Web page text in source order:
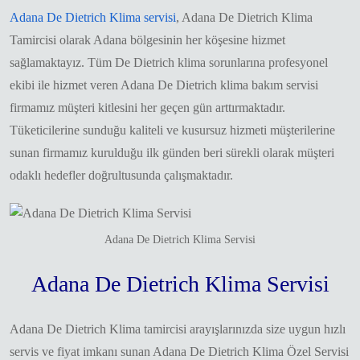
Adana De Dietrich Klima servisi, Adana De Dietrich Klima
Tamircisi olarak Adana bölgesinin her köşesine hizmet
sağlamaktayız. Tüm De Dietrich klima sorunlarına profesyonel
ekibi ile hizmet veren Adana De Dietrich klima bakım servisi
firmamız müşteri kitlesini her geçen gün arttırmaktadır.
Tüketicilerine sunduğu kaliteli ve kusursuz hizmeti müşterilerine
sunan firmamız kurulduğu ilk günden beri sürekli olarak müşteri
odaklı hedefler doğrultusunda çalışmaktadır.
Adana De Dietrich Klima Servisi
Adana De Dietrich Klima Servisi
Adana De Dietrich Klima tamircisi arayışlarınızda size uygun hızlı
servis ve fiyat imkanı sunan Adana De Dietrich Klima Özel Servisi